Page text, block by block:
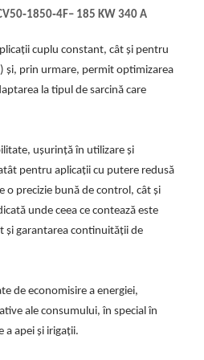
‐1850‐4F– 185 KW 340 A
cuplu constant, cât și pentru
și, prin urmare, permit optimizarea
la tipul de sarcină care
ușurință în utilizare și
pentru aplicații cu putere redusă
o precizie bună de control, cât și
unde ceea ce contează este
și garantarea continuității de
de economisire a energiei,
ale consumului, în special în
a apei și irigații.